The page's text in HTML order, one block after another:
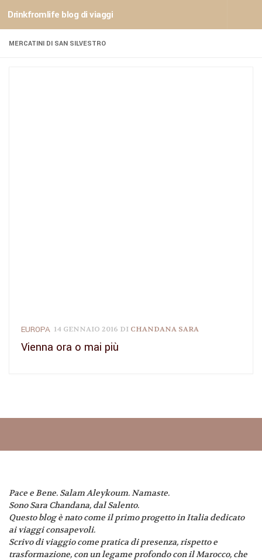
Sotto il contenuto
Drinkfromlife blog di viaggi
MERCATINI DI SAN SILVESTRO
EUROPA 14 GENNAIO 2016 DI CHANDANA SARA
Vienna ora o mai più
Pace e Bene. Salam Aleykoum. Namaste.
Sono Sara Chandana, dal Salento.
Questo blog è nato come il primo progetto in Italia dedicato
ai viaggi consapevoli.
Scrivo di viaggio come pratica di presenza, rispetto e
trasformazione, con un legame profondo con il Marocco, che